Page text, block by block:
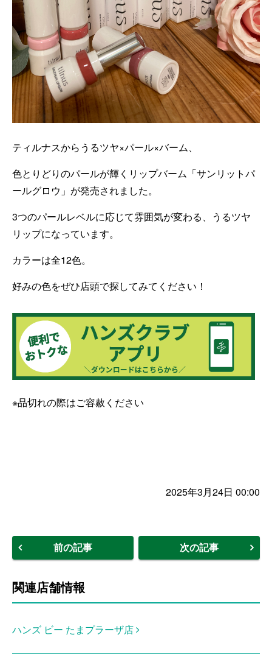
ティルナスからうるツヤ×パール×バーム、
色とりどりのパールが輝くリップバーム「サンリットパ
ールグロウ」が発売されました。
3つのパールレベルに応じて雰囲気が変わる、うるツヤ
リップになっています。
カラーは全12色。
好みの色をぜひ店頭で探してみてください！
※品切れの際はご容赦ください
2025年3月24日 00:00
前の記事 次の記事
関連店舗情報
ハンズ ビー たまプラーザ店